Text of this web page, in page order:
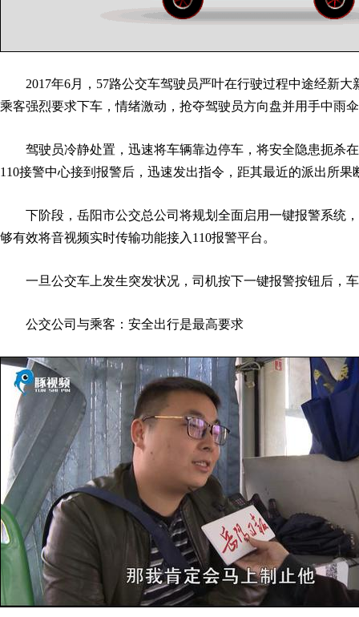
2017年6月，57路公交车驾驶员严叶在行驶过程中途经新大
乘客强烈要求下车，情绪激动，抢夺驾驶员方向盘并用手中雨
驾驶员冷静处置，迅速将车辆靠边停车，将安全隐患扼杀在
110接警中心接到报警后，迅速发出指令，距其最近的派出所果
下阶段，岳阳市公交总公司将规划全面启用一键报警系统
够有效将音视频实时传输功能接入110报警平台。
一旦公交车上发生突发状况，司机按下一键报警按钮后，
公交公司与乘客：安全出行是最高要求